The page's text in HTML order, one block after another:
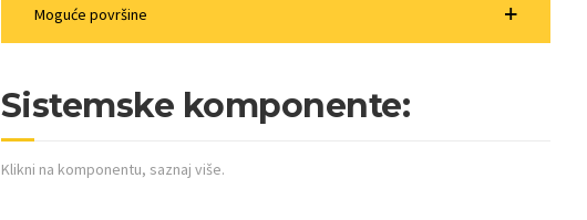
Moguće površine
Sistemske komponente:
Klikni na komponentu, saznaj više.